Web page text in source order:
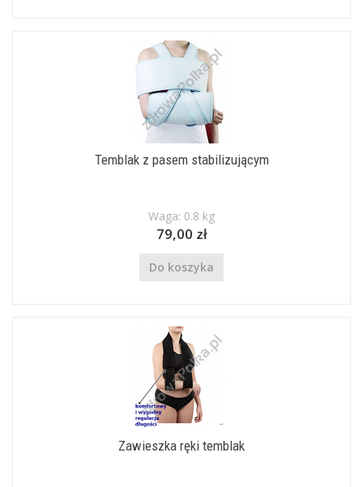
Temblak z pasem stabilizującym
Waga: 0.8 kg
79,00 zł
Do koszyka
Zawieszka ręki temblak